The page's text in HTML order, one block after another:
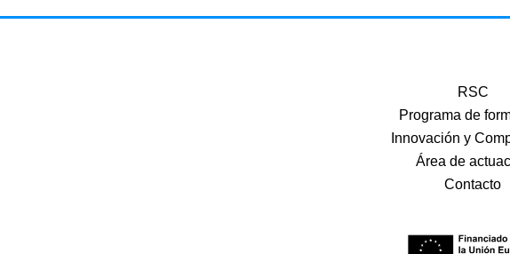
RSC
Programa de
Innovación y
Área de
Contacto